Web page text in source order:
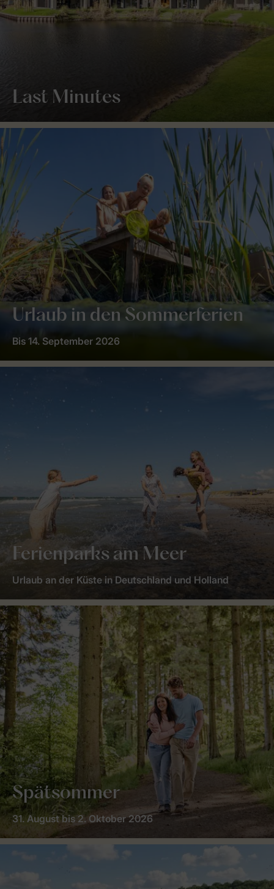
Last Minutes
Urlaub in den Sommerferien
Bis 14. September 2026
Ferienparks am Meer
Urlaub an der Küste in Deutschland und Holland
Spätsommer
31. August bis 2. Oktober 2026